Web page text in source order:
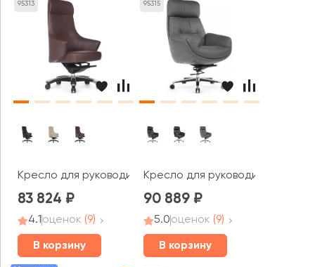
95313
Кресло для руководителя RV ДИЗАЙН Джотто / Jotto
83 824
4.1 оценок (9)
В корзину
95315
Кресло для руководителя RV
90 889
5.0оценок (9)
В корзину